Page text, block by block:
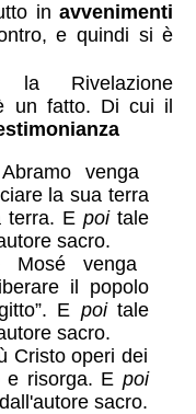
inavvenimenti
e quindi si è
Rivelazione
un fatto. Di cui il
venga
la sua terra
terra. E poitale
sacro.
Mosé venga
il popolo
E poitale
sacro.
Cristo operi dei
e risorga. E poi
sacro.